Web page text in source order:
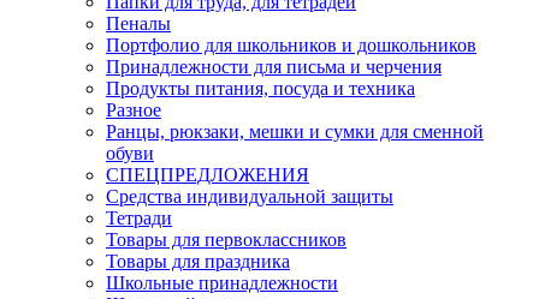
Пеналы
Портфолио для школьников и дошкольников
Принадлежности для письма и черчения
Продукты питания, посуда и техника
Разное
Ранцы, рюкзаки, мешки и сумки для сменной
обуви
СПЕЦПРЕДЛОЖЕНИЯ
Средства индивидуальной защиты
Тетради
Товары для первоклассников
Товары для праздника
Школьные принадлежности